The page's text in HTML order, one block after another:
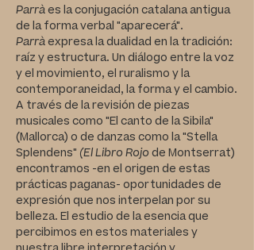
Parràes la conjugación catalana antigua
de la forma verbal "aparecerá".
Parràexpresala dualidad en la tradición:
raíz y estructura. Un diálogo entre la voz
y el movimiento, el ruralismo y la
contemporaneidad, la forma y el cambio.
A través de la revisión de piezas
musicales como "El canto de la Sibila"
(Mallorca) o de danzas como la "Stella
Splendens" (ElLibro Rojo de Montserrat)
encontramos -en el origen de estas
prácticas paganas- oportunidades de
expresión que nos interpelan por su
belleza. El estudio de la esencia que
percibimos en estos materiales y